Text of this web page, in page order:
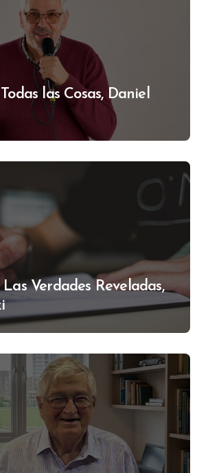
las Cosas, Daniel
Verdades Reveladas,